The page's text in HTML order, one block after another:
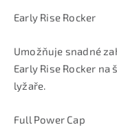
Early Rise Rocker
Umožňuje snadné
Early Rise Rocker
lyžaře.
Full Power Cap